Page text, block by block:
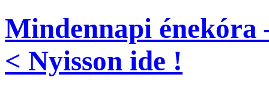
Mindennapi
< Nyisson ide !